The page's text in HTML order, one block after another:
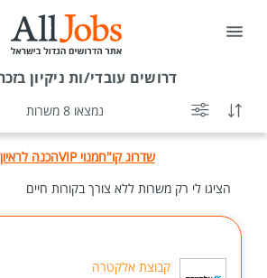
דרושים עובדי/ות ניקיון
נמצאו 8 משרות
שדרוג קו"חמנוי VIP הכנה לראיון
הציגו לי רק משרות ללא צורך בקורות חיים
קבוצת אלקטרה